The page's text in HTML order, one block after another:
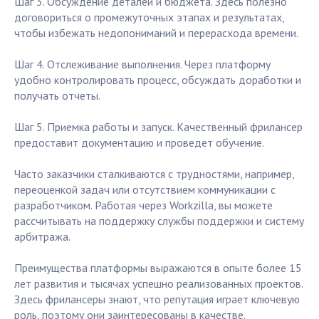
договориться о промежуточных этапах и результатах,
чтобы избежать недопониманий и перерасхода времени.
Шаг 4. Отслеживание выполнения. Через платформу
удобно контролировать процесс, обсуждать доработки и
получать отчеты.
Шаг 5. Приемка работы и запуск. Качественный фрилансер
предоставит документацию и проведет обучение.
Часто заказчики сталкиваются с трудностями, например,
переоценкой задач или отсутствием коммуникации с
разработчиком. Работая через Workzilla, вы можете
рассчитывать на поддержку службы поддержки и систему
арбитража.
Преимущества платформы выражаются в опыте более 15
лет развития и тысячах успешно реализованных проектов.
Здесь фрилансеры знают, что репутация играет ключевую
роль, поэтому они заинтересованы в качестве.